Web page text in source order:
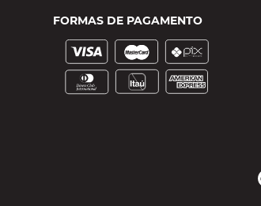
FORMAS DE PAGAMENTO